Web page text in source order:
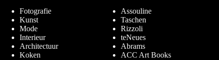
Fotografie
Kunst
Mode
Interieur
Architectuur
Koken
Assouline
Taschen
Rizzoli
teNeues
Abrams
ACC Art Books